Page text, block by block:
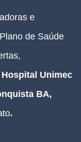
e
de Saúde
Hospital Unimec
BA,
.